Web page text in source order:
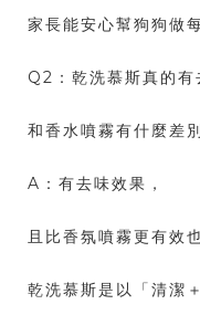
家長能安心幫狗狗做
Q2：乾洗慕斯真的有
和香水噴霧有什麼差
A：有去味效果，
且比香氛噴霧更有效
乾洗慕斯是以「清潔